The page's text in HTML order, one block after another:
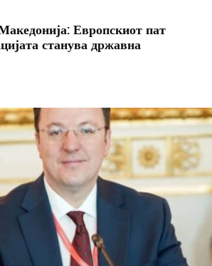
Европскиот пат
станува државна